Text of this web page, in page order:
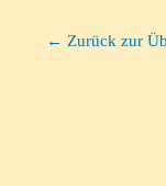
← Zurück zur